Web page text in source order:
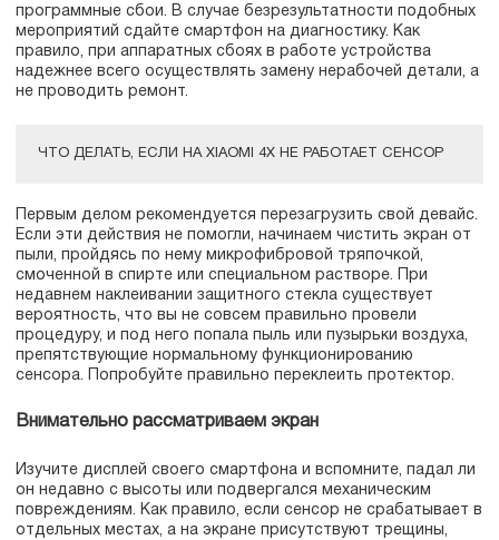
программные сбои. В случае безрезультатности подобных
мероприятий сдайте смартфон на диагностику. Как
правило, при аппаратных сбоях в работе устройства
надежнее всего осуществлять замену нерабочей детали, а
не проводить ремонт.
ЧТО ДЕЛАТЬ, ЕСЛИ НА XIAOMI 4X НЕ РАБОТАЕТ СЕНСОР
Первым делом рекомендуется перезагрузить свой девайс.
Если эти действия не помогли, начинаем чистить экран от
пыли, пройдясь по нему микрофибровой тряпочкой,
смоченной в спирте или специальном растворе. При
недавнем наклеивании защитного стекла существует
вероятность, что вы не совсем правильно провели
процедуру, и под него попала пыль или пузырьки воздуха,
препятствующие нормальному функционированию
сенсора. Попробуйте правильно переклеить протектор.
Внимательно рассматриваем экран
Изучите дисплей своего смартфона и вспомните, падал ли
он недавно с высоты или подвергался механическим
повреждениям. Как правило, если сенсор не срабатывает в
отдельных местах, а на экране присутствуют трещины,